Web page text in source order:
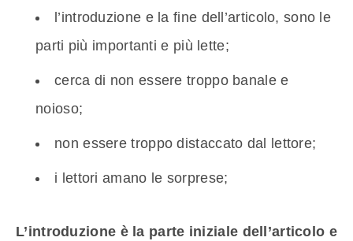
l’introduzione e la fine dell’articolo, sono le
parti più importanti e più lette;
cerca di non essere troppo banale e
noioso;
non essere troppo distaccato dal lettore;
i lettori amano le sorprese;
L’introduzione è la parte iniziale dell’articolo e